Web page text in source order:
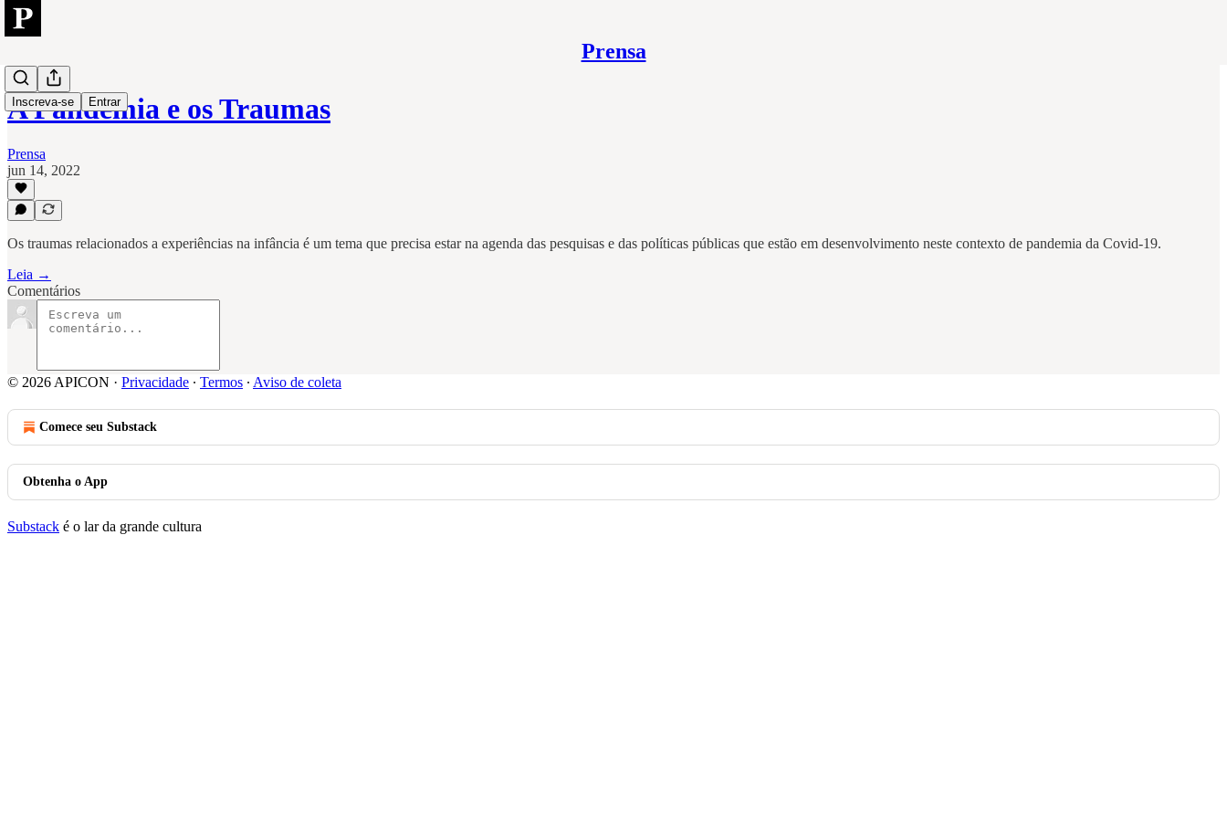
Prensa
Inscreva-se Entrar
A Pandemia e os Traumas
Prensa
jun 14, 2022
Os traumas relacionados a experiências na infância é um tema que precisa estar na agenda das pesquisas e das políticas públicas que estão em desenvolvimento neste contexto de pandemia da Covid-19.
Leia →
Comentários
© 2026 APICON · Privacidade ∙ Termos ∙ Aviso de coleta
Comece seu Substack
Obtenha o App
Substack é o lar da grande cultura